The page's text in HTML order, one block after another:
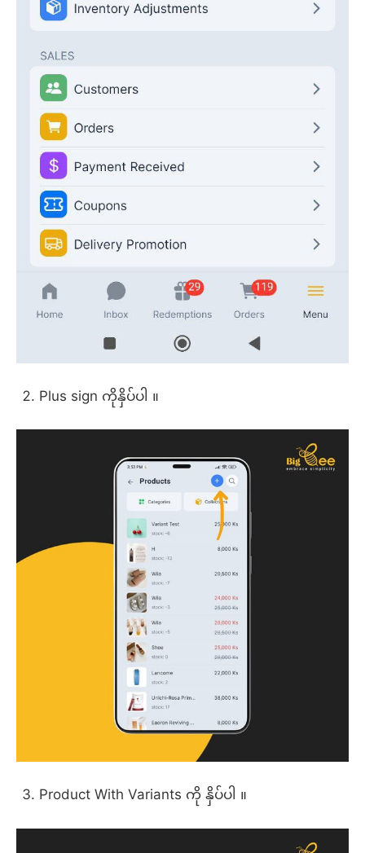
Plus sign ကိုနှိပ်ပါ ။
Product With Variants ကို နှိပ်ပါ ။